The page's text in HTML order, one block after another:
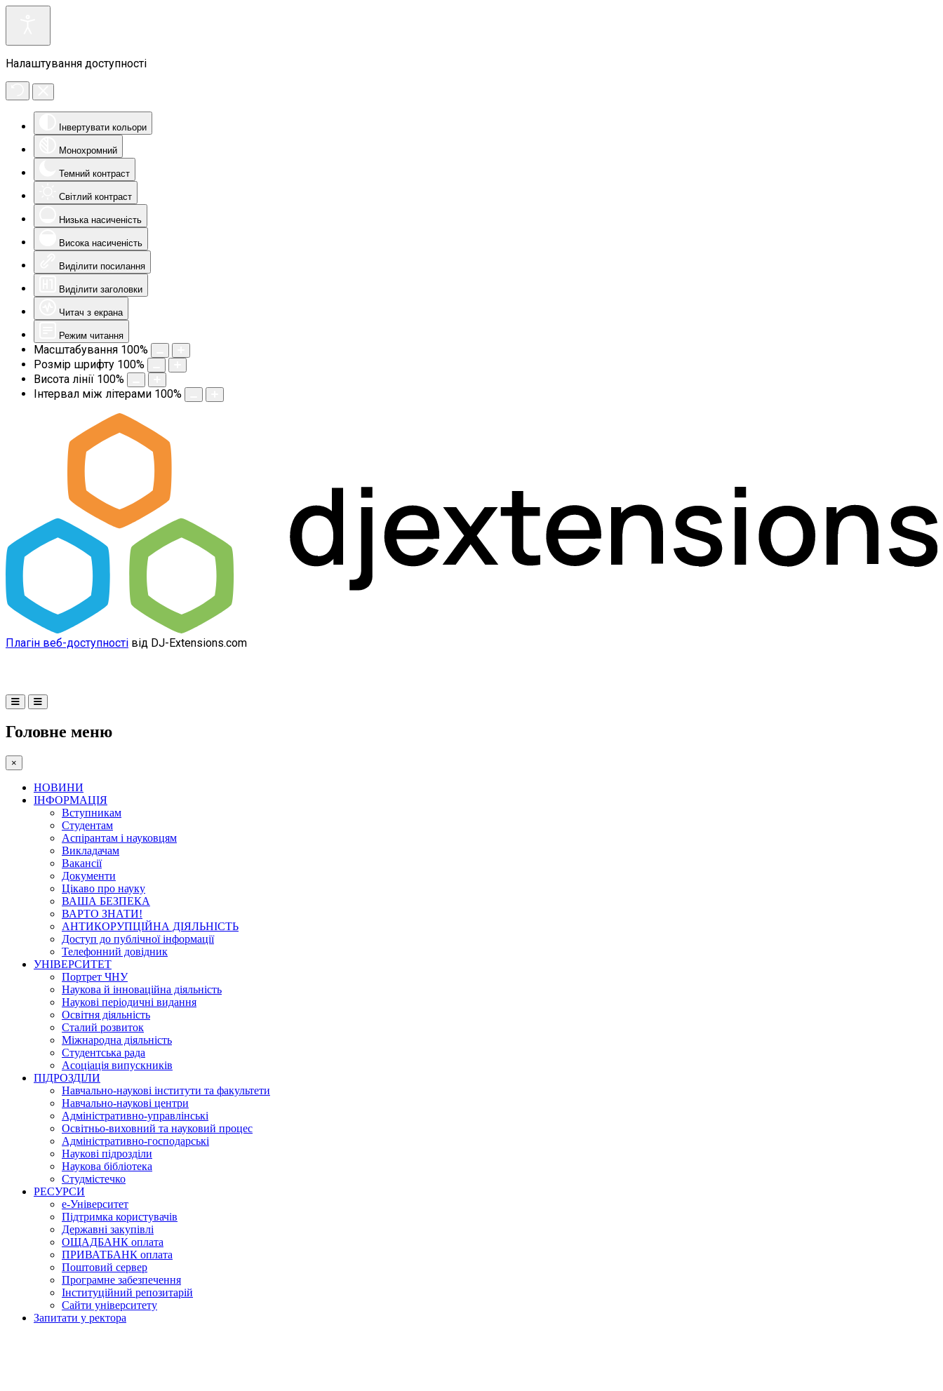
Налаштування доступності
Інвертувати кольори
Монохромний
Темний контраст
Світлий контраст
Низька насиченість
Висока насиченість
Виділити посилання
Виділити заголовки
Читач з екрана
Режим читання
Масштабування 100%
Розмір шрифту 100%
Висота лінії 100%
Інтервал між літерами 100%
Плагін веб-доступності від DJ-Extensions.com
Головне меню
×
НОВИНИ
ІНФОРМАЦІЯ
Вступникам
Студентам
Аспірантам і науковцям
Викладачам
Вакансії
Документи
Цікаво про науку
ВАША БЕЗПЕКА
ВАРТО ЗНАТИ!
АНТИКОРУПЦІЙНА ДІЯЛЬНІСТЬ
Доступ до публічної інформації
Телефонний довідник
УНІВЕРСИТЕТ
Портрет ЧНУ
Наукова й інноваційна діяльність
Наукові періодичні видання
Освітня діяльність
Сталий розвиток
Міжнародна діяльність
Студентська рада
Асоціація випускників
ПІДРОЗДІЛИ
Навчально-наукові інститути та факультети
Навчально-наукові центри
Адміністративно-управлінські
Освітньо-виховний та науковий процес
Адміністративно-господарські
Наукові підрозділи
Наукова бібліотека
Студмістечко
РЕСУРСИ
е-Університет
Підтримка користувачів
Державні закупівлі
ОЩАДБАНК оплата
ПРИВАТБАНК оплата
Поштовий сервер
Програмне забезпечення
Інституційний репозитарій
Сайти університету
Запитати у ректора